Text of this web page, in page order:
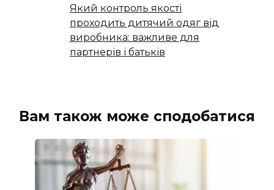
Який контроль якості
проходить дитячий одяг від
виробника: важливе для
партнерів і батьків
Вам також може сподобатися